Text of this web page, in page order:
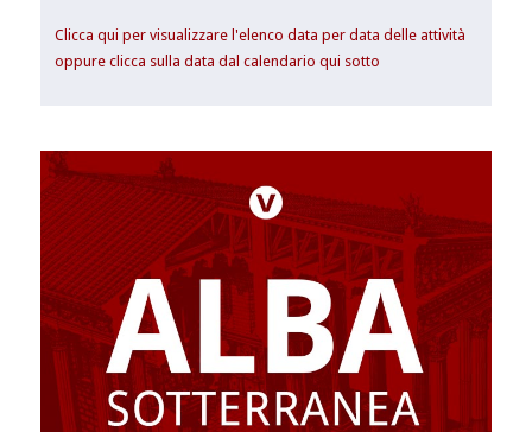
Clicca qui per visualizzare l'elenco data per data delle attività
oppure clicca sulla data dal calendario qui sotto